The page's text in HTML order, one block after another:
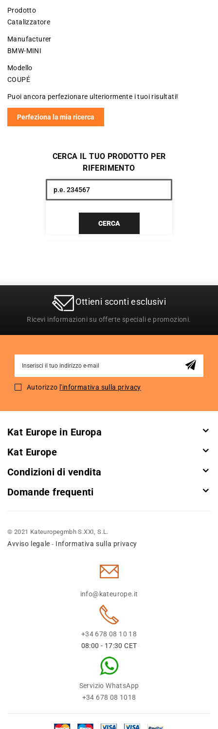
Prodotto
Catalizzatore
Manufacturer
BMW-MINI
Modello
COUPÉ
Puoi ancora perfezionare ulteriormente i tuoi risultati!
Perfeziona la mia ricerca
CERCA IL TUO PRODOTTO PER
RIFERIMENTO
CERCA
Ottieni sconti esclusivi
Ricevi informazioni su offerte speciali e promozioni.
for
Autorizzo l'informativa sulla privacy
Kat Europe in Europa
Kat Europe
Condizioni di vendita
Domande frequenti
© 2021 Kateuropegmbh S.XXI, S.L.
Avviso legale - Informativa sulla privacy
info@kateurope.it
+34 678 08 10 18
08:00 - 17:30 CET
Servizio WhatsApp
+34 678 08 1018